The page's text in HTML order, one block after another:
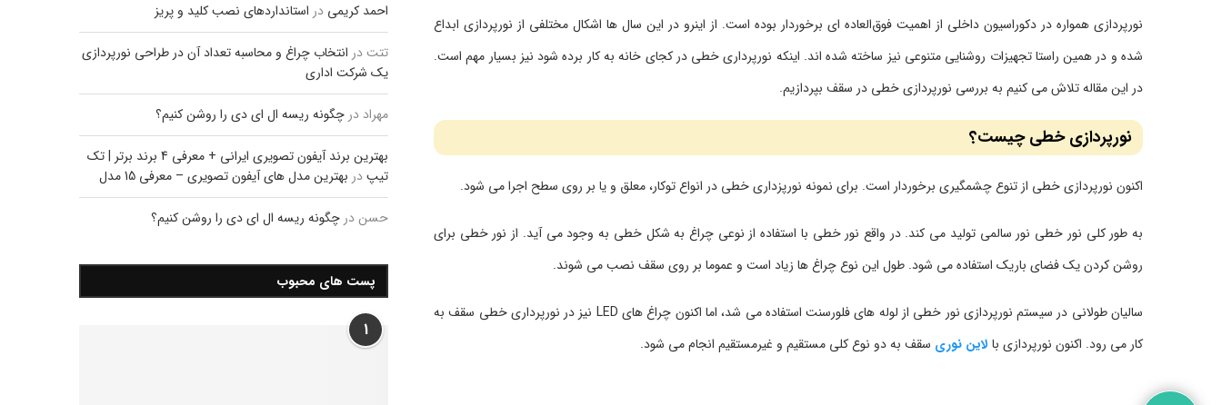
نورپردازی همواره در دکوراسیون داخلی از اهمیت فوق‌العاده‌ ای برخوردار بوده است. از اینرو در این سال ها اشکال مختلفی از نورپردازی ابداع
شده و در همین راستا تجهیزات روشنایی متنوعی نیز ساخته شده اند. اینکه نورپرداری خطی در کجای خانه به کار برده شود نیز بسیار مهم است.
در این مقاله تلاش می‌ کنیم به بررسی نورپردازی خطی در سقف بپردازیم.
نورپردازی خطی چیست؟
اکنون نورپردازی خطی از تنوع چشمگیری برخوردار است. برای نمونه نورپزداری خطی در انواع توکار، معلق و یا بر روی سطح اجرا می شود.
به طور کلی نور خطی نور سالمی تولید می کند. در واقع نور خطی با استفاده از نوعی چراغ به شکل خطی به وجود می آید. از نور خطی برای
روشن کردن یک فضای باریک استفاده می شود. طول این نوع چراغ ها زیاد است و عموما بر روی سقف نصب می شوند.
سالیان طولانی در سیستم نورپردازی نور خطی از لوله های فلورسنت استفاده می شد، اما اکنون چراغ های LED نیز در نورپرداری خطی سقف به
کار می رود. اکنون نورپردازی با لاین نوری سقف به دو نوع کلی مستقیم و غیرمستقیم انجام می شود.
احمد کریمی در استانداردهای نصب کلید و پریز
تتتدر انتخاب چراغ و محاسبه تعداد آن در طراحی نورپردازی
یک شرکت اداری
مهراد در چگونه ریسه ال ای دی را روشن کنیم؟
بهترین برند آیفون تصویری ایرانی + معرفی 4 برند برتر | تک
تیپدر بهترین مدل های آیفون تصویری – معرفی 15 مدل
حسن در چگونه ریسه ال ای دی را روشن کنیم؟
پست های محبوب
1